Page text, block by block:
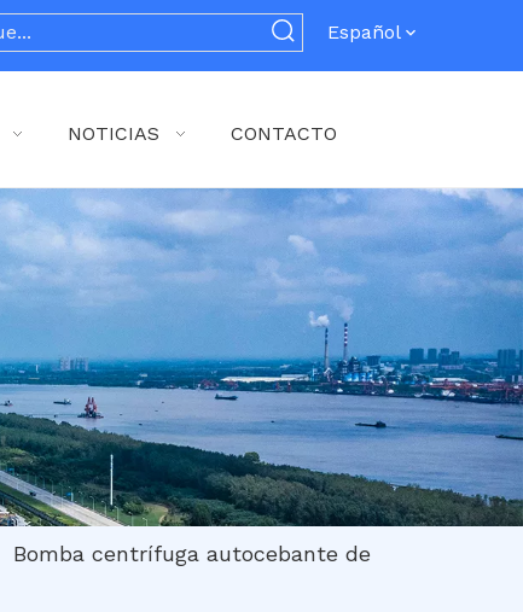
Español
NOTICIAS CONTACTO
Bomba centrífuga autocebante de